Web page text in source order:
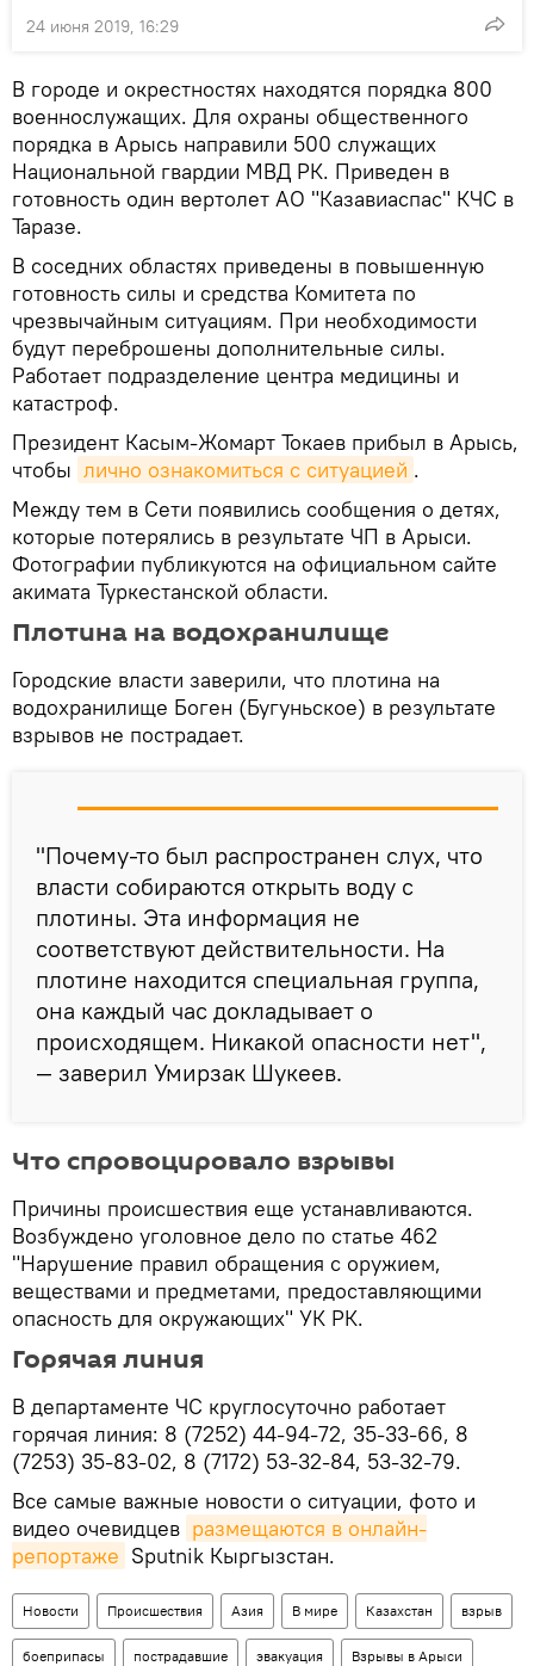
24 июня 2019, 16:29
В городе и окрестностях находятся порядка 800
военнослужащих. Для охраны общественного
порядка в Арысь направили 500 служащих
Национальной гвардии МВД РК. Приведен в
готовность один вертолет АО "Казавиаспас" КЧС в
Таразе.
В соседних областях приведены в повышенную
готовность силы и средства Комитета по
чрезвычайным ситуациям. При необходимости
будут переброшены дополнительные силы.
Работает подразделение центра медицины и
катастроф.
Президент Касым-Жомарт Токаев прибыл в Арысь,
чтобы лично ознакомиться с ситуацией .
Между тем в Сети появились сообщения о детях,
которые потерялись в результате ЧП в Арыси.
Фотографии публикуются на официальном сайте
акимата Туркестанской области.
Плотина на водохранилище
Городские власти заверили, что плотина на
водохранилище Боген (Бугуньское) в результате
взрывов не пострадает.
"Почему-то был распространен слух, что
власти собираются открыть воду с
плотины. Эта информация не
соответствуют действительности. На
плотине находится специальная группа,
она каждый час докладывает о
происходящем. Никакой опасности нет",
— заверил Умирзак Шукеев.
Что спровоцировало взрывы
Причины происшествия еще устанавливаются.
Возбуждено уголовное дело по статье 462
"Нарушение правил обращения с оружием,
веществами и предметами, предоставляющими
опасность для окружающих" УК РК.
Горячая линия
В департаменте ЧС круглосуточно работает
горячая линия: 8 (7252) 44-94-72, 35-33-66, 8
(7253) 35-83-02, 8 (7172) 53-32-84, 53-32-79.
Все самые важные новости о ситуации, фото и
видео очевидцев размещаются в онлайн-
репортаже Sputnik Кыргызстан.
Новости Происшествия Азия В мире Казахстан взрыв
боеприпасы пострадавшие эвакуация Взрывы в Арыси